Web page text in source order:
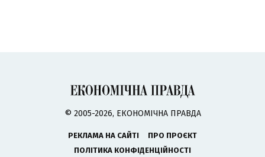
© 2005-2026, ЕКОНОМІЧНА ПРАВДА
РЕКЛАМА НА САЙТІ
ПРО ПРОЄКТ
ПОЛІТИКА КОНФІДЕНЦІЙНОСТІ